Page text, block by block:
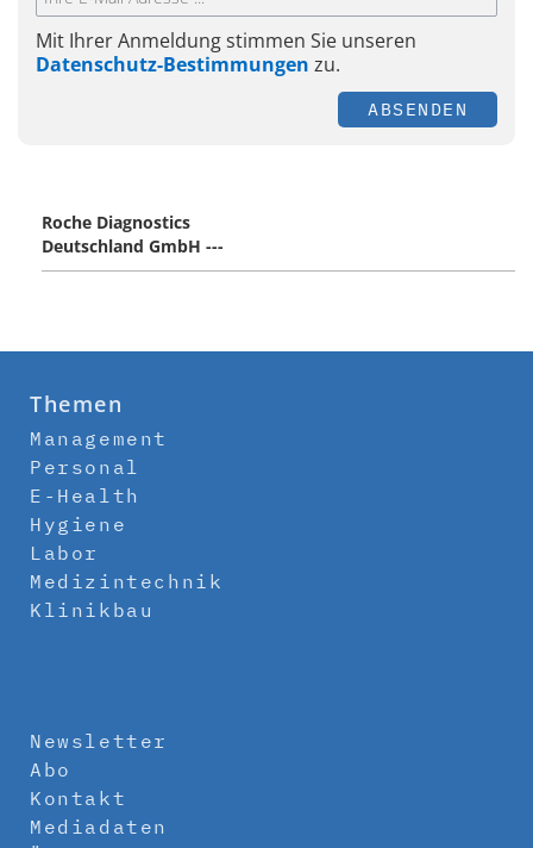
Mit Ihrer Anmeldung stimmen Sie unseren
Datenschutz-Bestimmungen zu.
ABSENDEN
Roche Diagnostics
Deutschland GmbH ---
Themen
Management
Personal
E-Health
Hygiene
Labor
Medizintechnik
Klinikbau
Newsletter
Abo
Kontakt
Mediadaten